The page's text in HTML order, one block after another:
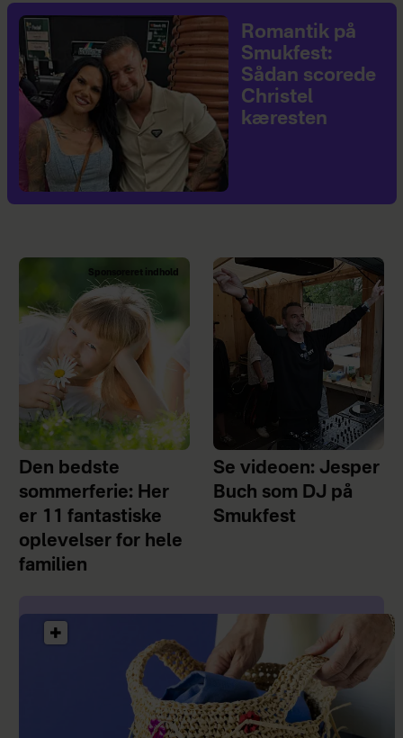
Romantik på
Smukfest:
Sådan scorede
Christel
kæresten
Sponsoreret indhold
Den bedste
sommerferie: Her
er 11 fantastiske
oplevelser for hele
familien
Se videoen: Jesper
Buch som DJ på
Smukfest